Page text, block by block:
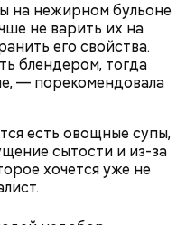
на нежирном бульоне
не варить их на
его свойства.
блендером, тогда
— порекомендовала
есть овощные супы,
сытости и из-за
хочется уже не
который
стороны — это
Но важно
не нужно сильно
людям с
весом, —